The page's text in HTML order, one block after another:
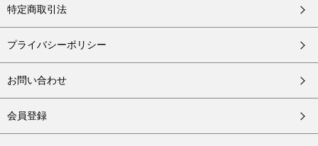
特定商取引法
プライバシーポリシー
お問い合わせ
会員登録